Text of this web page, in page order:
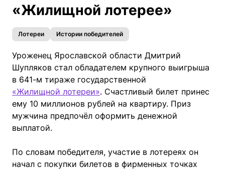
«Жилищной лотерее»
Лотереи Истории победителей
Уроженец Ярославской области Дмитрий
Шупляков стал обладателем крупного выигрыша
в 641-м тираже государственной
«Жилищной лотереи». Счастливый билет принес
ему 10 миллионов рублей на квартиру. Приз
мужчина предпочёл оформить денежной
выплатой.
По словам победителя, участие в лотереях он
начал с покупки билетов в фирменных точках